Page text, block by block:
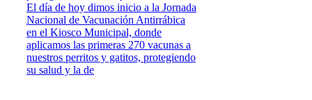
El día de hoy dimos inicio a la Jornada
Nacional de Vacunación Antirrábica
en el Kiosco Municipal, donde
aplicamos las primeras 270 vacunas a
nuestros perritos y gatitos, protegiendo
su salud y la de